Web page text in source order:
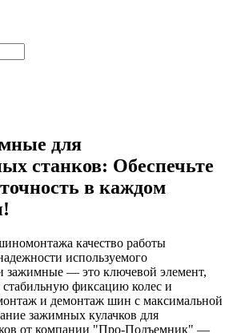
для
станков: Обеспечьте
в каждом
качество работы
используемого
зажимные — это ключевой элемент,
стабильную фиксацию колес и
и демонтаж шин с максимальной
зажимных кулачков для
от компании "Про-Подъемник" —